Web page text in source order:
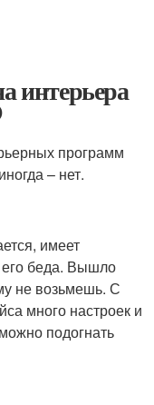
интерьера
программ
– нет.
имеет
его беда. Вышло
не возьмешь. С
много настроек и
подогнать